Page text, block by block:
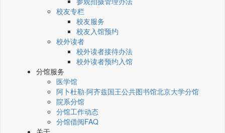
校友专栏
校友服务
校友入馆预约
校外读者
校外读者接待办法
校外读者预约入馆
分馆服务
医学馆
阿卜杜勒·阿齐兹国王公共图书馆北京大学分馆
院系分馆
分馆工作动态
分馆借阅FAQ